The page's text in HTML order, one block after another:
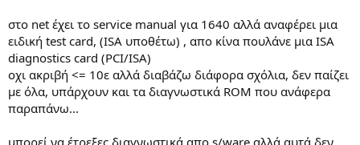
στο net έχει το service manual για 1640 αλλά αναφέρει μια
ειδική test card, (ISA υποθέτω) , απο κίνα πουλάνε μια ISA
diagnostics card (PCI/ISA)
οχι ακριβή <= 10ε αλλά διαβάζω διάφορα σχόλια, δεν παίζει
με όλα, υπάρχουν και τα διαγνωστικά ROM που ανάφερα
παραπάνω...